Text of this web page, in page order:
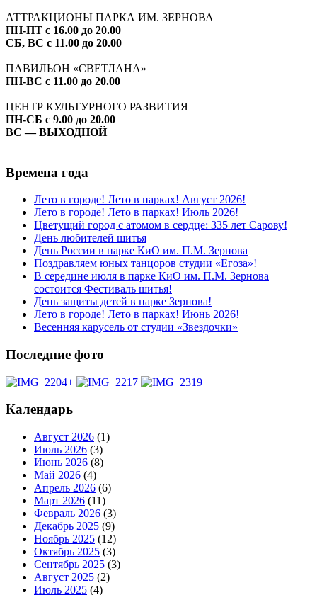
АТТРАКЦИОНЫ ПАРКА ИМ. ЗЕРНОВА
ПН-ПТ с 16.00 до 20.00
СБ, ВС с 11.00 до 20.00
ПАВИЛЬОН «СВЕТЛАНА»
ПН-ВС с 11.00 до 20.00
ЦЕНТР КУЛЬТУРНОГО РАЗВИТИЯ
ПН-СБ с 9.00 до 20.00
ВС — ВЫХОДНОЙ
Времена года
Лето в городе! Лето в парках! Август 2026!
Лето в городе! Лето в парках! Июль 2026!
Цветущий город с атомом в сердце: 335 лет Сарову!
День любителей шитья
День России в парке КиО им. П.М. Зернова
Поздравляем юных танцоров студии «Егоза»!
В середине июля в парке КиО им. П.М. Зернова
состоится Фестиваль шитья!
День защиты детей в парке Зернова!
Лето в городе! Лето в парках! Июнь 2026!
Весенняя карусель от студии «Звездочки»
Последние фото
Календарь
Август 2026 (1)
Июль 2026 (3)
Июнь 2026 (8)
Май 2026 (4)
Апрель 2026 (6)
Март 2026 (11)
Февраль 2026 (3)
Декабрь 2025 (9)
Ноябрь 2025 (12)
Октябрь 2025 (3)
Сентябрь 2025 (3)
Август 2025 (2)
Июль 2025 (4)